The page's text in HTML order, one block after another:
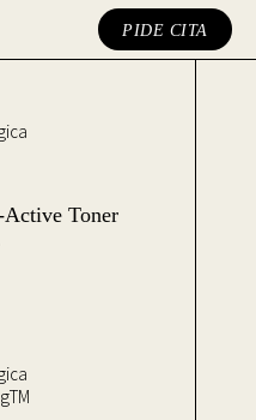
PIDE CITA
Toner